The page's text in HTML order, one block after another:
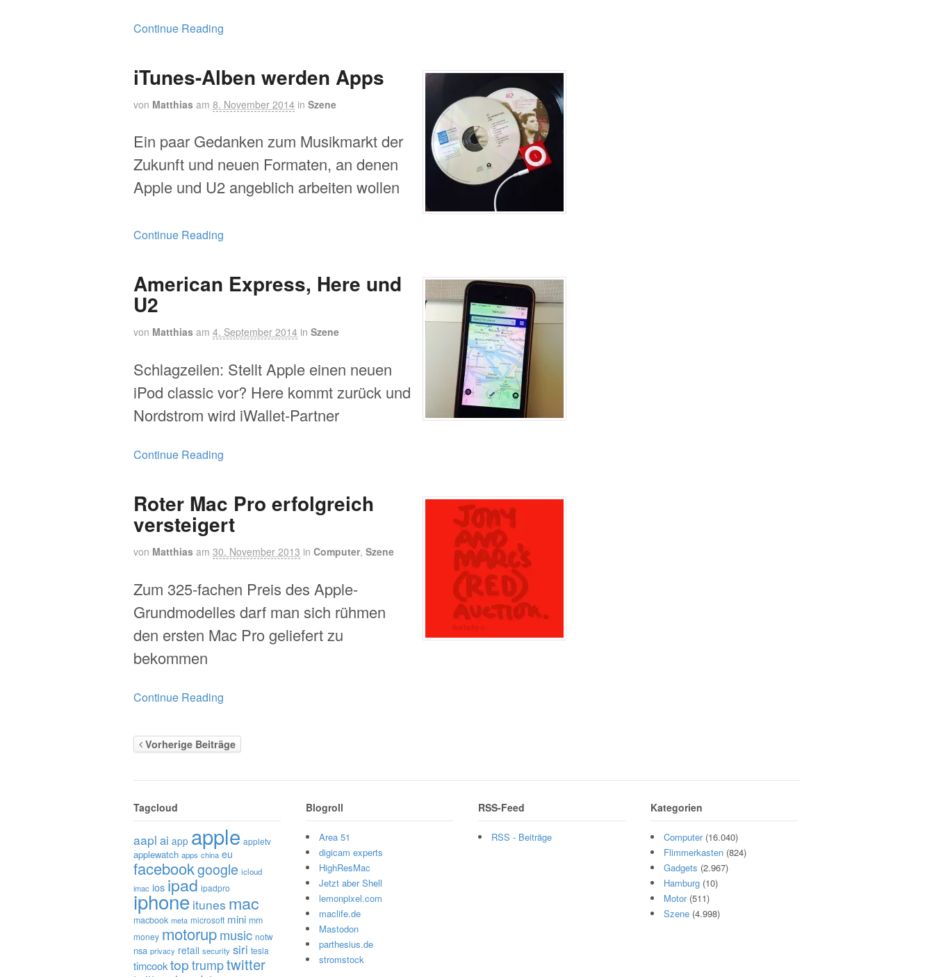
Continue Reading
iTunes-Alben werden Apps
von Matthias am 8. November 2014 in Szene
Ein paar Gedanken zum Musikmarkt der
Zukunft und neuen Formaten, an denen
Apple und U2 angeblich arbeiten wollen
Continue Reading
American Express, Here und
U2
von Matthias am 4. September 2014 in Szene
Schlagzeilen: Stellt Apple einen neuen
iPod classic vor? Here kommt zurück und
Nordstrom wird iWallet-Partner
Continue Reading
Roter Mac Pro erfolgreich
versteigert
von Matthias am 30. November 2013 in Computer, Szene
Zum 325-fachen Preis des Apple-
Grundmodelles darf man sich rühmen
den ersten Mac Pro geliefert zu
bekommen
Continue Reading
Vorherige Beiträge
Tagcloud
aapl ai app apple appletv
applewatch apps china eu
facebookgoogle icloud
imac ios ipad ipadpro
iphone itunes mac
macbook meta microsoft mini mm
money motorupmusic notw
nsa privacy retail security siri tesla
timcooktop trumptwitter
Blogroll
Area 51
digicam experts
HighResMac
Jetzt aber Shell
lemonpixel.com
maclife.de
Mastodon
parthesius.de
stromstock
RSS-Feed
RSS - Beiträge
Kategorien
Computer(16.040)
Flimmerkasten (824)
Gadgets (2.967)
Hamburg (10)
Motor(511)
Szene (4.998)